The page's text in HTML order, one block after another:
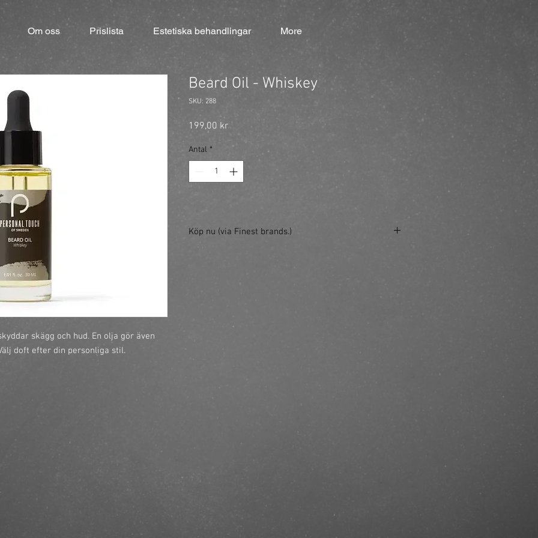
Om oss Prislista Estetiska behandlingar More
skägg och hud. En olja gör även
doft efter din personliga stil.
Beard Oil - Whiskey
SKU: 288
199,00 krPris
Antal *
Köp nu (via Finest brands.)